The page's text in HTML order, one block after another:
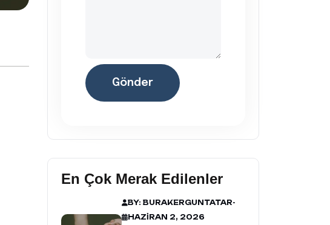
Gönder
En Çok Merak Edilenler
BY: BURAKERGUNTATAR-
HAZIRAN 2, 2026